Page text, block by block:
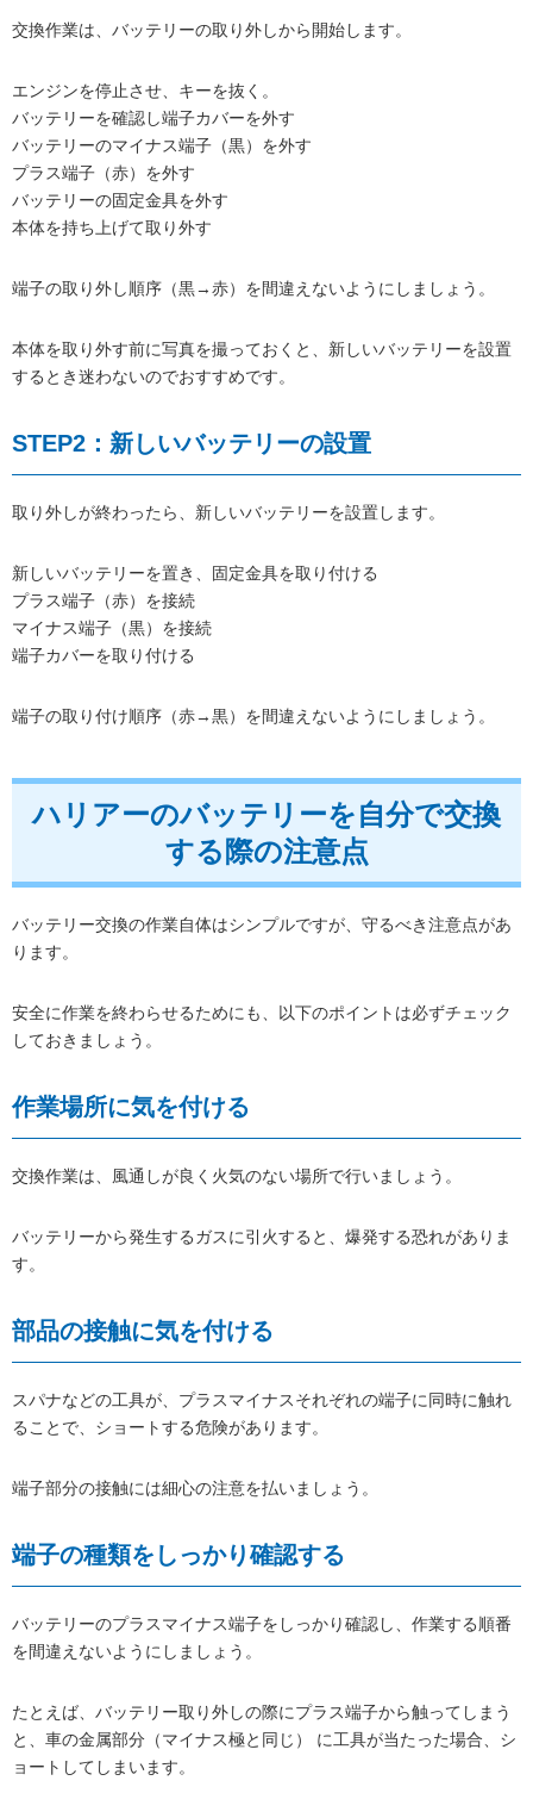
交換作業は、バッテリーの取り外しから開始します。
エンジンを停止させ、キーを抜く。
バッテリーを確認し端子カバーを外す
バッテリーのマイナス端子（黒）を外す
プラス端子（赤）を外す
バッテリーの固定金具を外す
本体を持ち上げて取り外す
端子の取り外し順序（黒→赤）を間違えないようにしましょう。
本体を取り外す前に写真を撮っておくと、新しいバッテリーを設置
するとき迷わないのでおすすめです。
STEP2：新しいバッテリーの設置
取り外しが終わったら、新しいバッテリーを設置します。
新しいバッテリーを置き、固定金具を取り付ける
プラス端子（赤）を接続
マイナス端子（黒）を接続
端子カバーを取り付ける
端子の取り付け順序（赤→黒）を間違えないようにしましょう。
ハリアーのバッテリーを自分で交換
する際の注意点
バッテリー交換の作業自体はシンプルですが、守るべき注意点があ
ります。
安全に作業を終わらせるためにも、以下のポイントは必ずチェック
しておきましょう。
作業場所に気を付ける
交換作業は、風通しが良く火気のない場所で行いましょう。
バッテリーから発生するガスに引火すると、爆発する恐れがありま
す。
部品の接触に気を付ける
スパナなどの工具が、プラスマイナスそれぞれの端子に同時に触れ
ることで、ショートする危険があります。
端子部分の接触には細心の注意を払いましょう。
端子の種類をしっかり確認する
バッテリーのプラスマイナス端子をしっかり確認し、作業する順番
を間違えないようにしましょう。
たとえば、バッテリー取り外しの際にプラス端子から触ってしまう
と、車の金属部分（マイナス極と同じ） に工具が当たった場合、シ
ョートしてしまいます。